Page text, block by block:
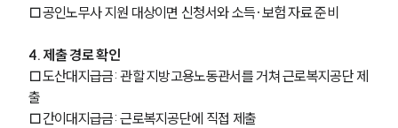
□공인노무사 지원 대상이면 신청서와 소득·보험 자료 준비
4. 제출 경로 확인
□도산대지급금: 관할 지방고용노동관서를 거쳐 근로복지공단 제
출
□간이대지급금: 근로복지공단에 직접 제출